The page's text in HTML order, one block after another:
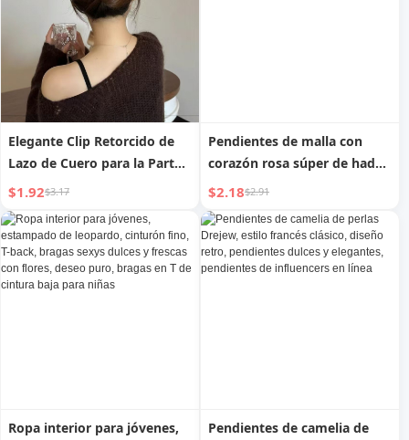
Elegante Clip Retorcido de
Lazo de Cuero para la Parte
Posterior de la Cabeza, Estilo
de Alta Gama, Clip de Una
Sola Palabra, Accesorios
para el Cabello de Moda
Dulces y Geniales, Lazo de
Estampado de Leopardo
$1.92$3.17
Pendientes de malla con
corazón rosa súper de hada
para vacaciones de niñas,
estilo veraniego de gasa,
pendientes dulces y
elegantes
$2.18$2.91
Ropa interior para jóvenes,
Pendientes de camelia de